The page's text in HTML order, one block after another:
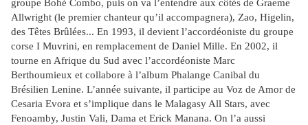
groupe Bohé Combo, puis on va l’entendre aux côtés de Graeme
Allwright (le premier chanteur qu’il accompagnera), Zao, Higelin,
des Têtes Brûlées... En 1993, il devient l’accordéoniste du groupe
corse I Muvrini, en remplacement de Daniel Mille. En 2002, il
tourne en Afrique du Sud avec l’accordéoniste Marc
Berthoumieux et collabore à l’album Phalange Canibal du
Brésilien Lenine. L’année suivante, il participe au Voz de Amor de
Cesaria Evora et s’implique dans le Malagasy All Stars, avec
Fenoamby, Justin Vali, Dama et Erick Manana. On l’a aussi